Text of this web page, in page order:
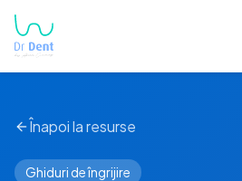
Înapoi la resurse
Ghiduri de îngrijire